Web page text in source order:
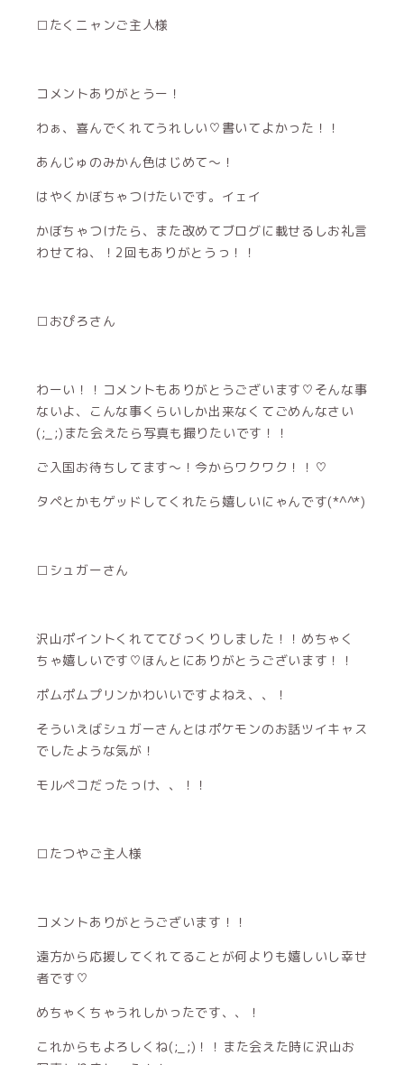
□たくニャンご主人様
コメントありがとうー！
わぁ、喜んでくれてうれしい♡書いてよかった！！
あんじゅのみかん色はじめて～！
はやくかぼちゃつけたいです。イェイ
かぼちゃつけたら、また改めてブログに載せるしお礼言
わせてね、！2回もありがとうっ！！
□おぴろさん
わーい！！コメントもありがとうございます♡そんな事
ないよ、こんな事くらいしか出来なくてごめんなさい
(;_;)また会えたら写真も撮りたいです！！
ご入国お待ちしてます～！今からワクワク！！♡
タペとかもゲッドしてくれたら嬉しいにゃんです(*^^*)
□シュガーさん
沢山ポイントくれててびっくりしました！！めちゃく
ちゃ嬉しいです♡ほんとにありがとうございます！！
ポムポムプリンかわいいですよねえ、、！
そういえばシュガーさんとはポケモンのお話ツイキャス
でしたような気が！
モルペコだったっけ、、！！
□たつやご主人様
コメントありがとうございます！！
遠方から応援してくれてることが何よりも嬉しいし幸せ
者です♡
めちゃくちゃうれしかったです、、！
これからもよろしくね(;_;)！！また会えた時に沢山お